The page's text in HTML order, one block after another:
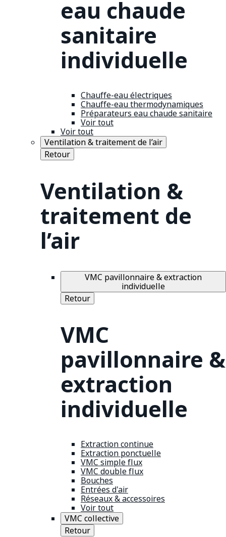
eau chaude
sanitaire
individuelle
Chauffe-eau électriques
Chauffe-eau thermodynamiques
Préparateurs eau chaude sanitaire
Voir tout
Voir tout
Ventilation & traitement de l’air
Retour
Ventilation &
traitement de
l’air
VMC pavillonnaire & extraction
individuelle
Retour
VMC
pavillonnaire &
extraction
individuelle
Extraction continue
Extraction ponctuelle
VMC simple flux
VMC double flux
Bouches
Entrées d'air
Réseaux & accessoires
Voir tout
VMC collective
Retour